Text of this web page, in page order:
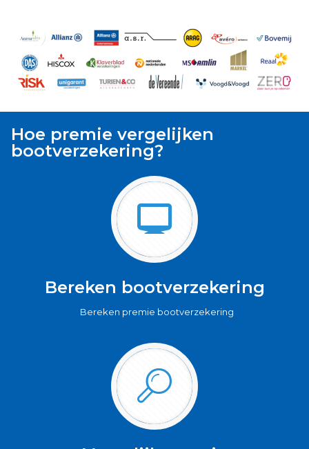
Hoe premie vergelijken
bootverzekering?
Bereken bootverzekering
Bereken premie bootverzekering